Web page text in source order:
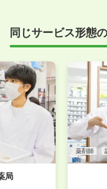
同じサービス形態
局
薬剤師